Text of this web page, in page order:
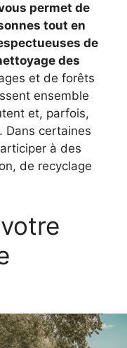
permet de
tout en
de
des
et de forêts
ensemble
et, parfois,
Dans certaines
à des
de recyclage